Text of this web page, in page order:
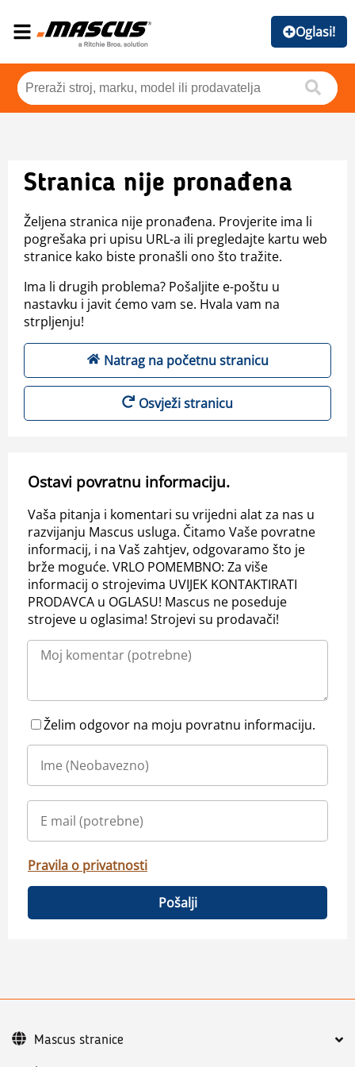
Oglasi!
Stranica nije pronađena
Željena stranica nije pronađena. Provjerite ima li
pogrešaka pri upisu URL-a ili pregledajte kartu web
stranice kako biste pronašli ono što tražite.
Ima li drugih problema? Pošaljite e-poštu u
nastavku i javit ćemo vam se. Hvala vam na
strpljenju!
Natrag na početnu stranicu
Osvježi stranicu
Ostavi povratnu informaciju.
Vaša pitanja i komentari su vrijedni alat za nas u
razvijanju Mascus usluga. Čitamo Vaše povratne
informacij, i na Vaš zahtjev, odgovaramo što je
brže moguće. VRLO POMEMBNO: Za više
informacij o strojevima UVIJEK KONTAKTIRATI
PRODAVCA u OGLASU! Mascus ne poseduje
strojeve u oglasima! Strojevi su prodavači!
Želim odgovor na moju povratnu informaciju.
Pravila o privatnosti
Pošalji
Mascus stranice